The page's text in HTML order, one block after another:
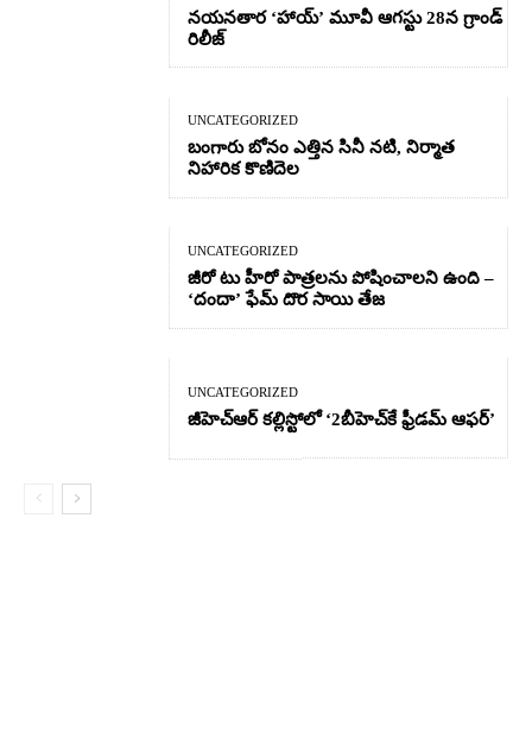
నయనతార ‘హాయ్’ మూవీ ఆగస్టు 28న గ్రాండ్
రిలీజ్
UNCATEGORIZED
బంగారు బోనం ఎత్తిన సినీ నటి, నిర్మాత
నిహారిక కొణిదెల
UNCATEGORIZED
జీరో టు హీరో పాత్రలను పోషించాలని ఉంది –
‘దందా’ ఫేమ్ దొర సాయి తేజ
UNCATEGORIZED
జీహెచ్ఆర్‌ కల్లిస్టోలో ‘2బీహెచ్‌కే ఫ్రీడమ్ ఆఫర్’